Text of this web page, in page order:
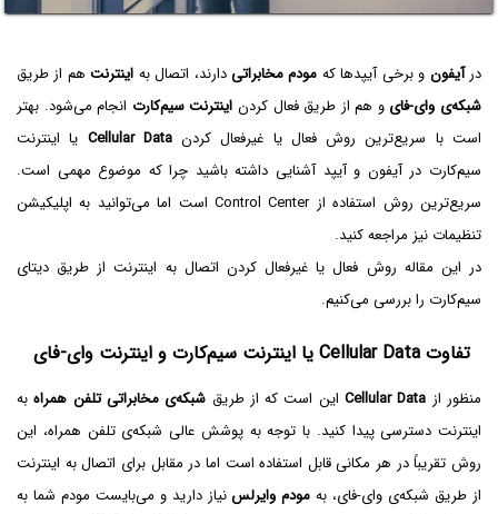
درآیفون و برخی آیپدها که مودم مخابراتیدارند، اتصال به اینترنتهم از طریق
شبکه‌ی وای-فای و هم از طریق فعال کردن اینترنت سیم‌کارت انجام می‌شود. بهتر
است با سریع‌ترین روش فعال یا غیرفعال کردنCellular Data یا اینترنت
سیم‌کارت در آیفون و آیپد آشنایی داشته باشید چرا که موضوع مهمی است.
سریع‌ترین روش استفاده از Control Center است اما می‌توانید به اپلیکیشن
تنظیمات نیز مراجعه کنید.
در این مقاله روش فعال یا غیرفعال کردن اتصال به اینترنت از طریق دیتای
سیم‌کارت را بررسی می‌کنیم.
تفاوت Cellular Data یا اینترنت سیم‌کارت و اینترنت وای-فای
منظور از Cellular Dataاین است که از طریق شبکه‌ی مخابراتی تلفن همراهبه
اینترنت دسترسی پیدا کنید. با توجه به پوشش عالی شبکه‌ی تلفن همراه، این
روش تقریباً در هر مکانی قابل استفاده است اما در مقابل برای اتصال به اینترنت
از طریق شبکه‌ی وای-فای، به مودم وایرلسنیاز دارید و می‌بایست مودم شما به